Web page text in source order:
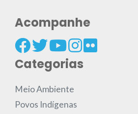
Acompanhe
Categorias
Meio Ambiente
Povos Indígenas